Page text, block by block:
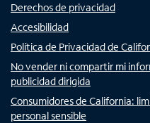
Derechos de privacidad
Accesibilidad
Política de Privacidad de
No vender ni compartir mi
publicidad dirigida
Consumidores de California:
personal sensible